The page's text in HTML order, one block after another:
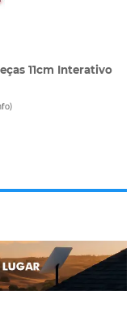
11cm Interativo
)